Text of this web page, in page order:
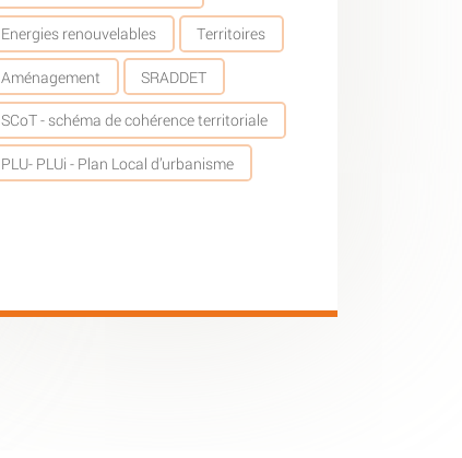
Energies renouvelables Territoires
Aménagement SRADDET
SCoT - schéma de cohérence territoriale
PLU- PLUi - Plan Local d’urbanisme